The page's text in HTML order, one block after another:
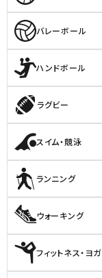
バレーボール
ハンドボール
ラグビー
スイム・競泳
ランニング
ウォーキング
フィットネス・ヨガ